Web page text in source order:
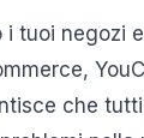
i tuoi negozi
che